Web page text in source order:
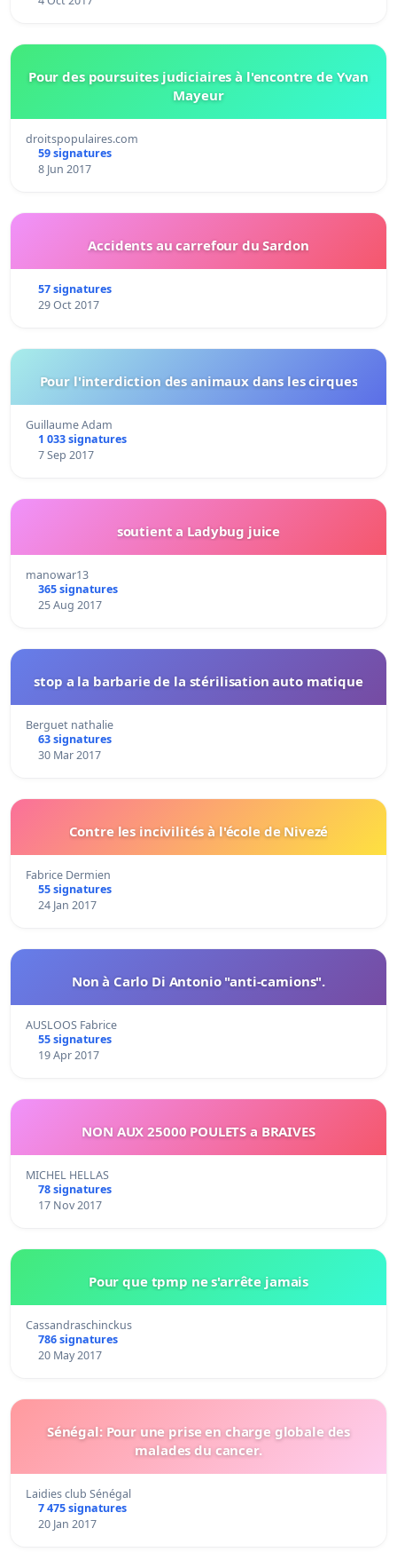
Pour des poursuites judiciaires à l'encontre de Yvan
Mayeur
droitspopulaires.com
59 signatures
8 Jun 2017
Accidents au carrefour du Sardon
57 signatures
29 Oct 2017
Pour l'interdiction des animaux dans les cirques
Guillaume Adam
1 033 signatures
7 Sep 2017
soutient a Ladybug juice
manowar13
365 signatures
25 Aug 2017
stop a la barbarie de la stérilisation auto matique
Berguet nathalie
63 signatures
30 Mar 2017
Contre les incivilités à l'école de Nivezé
Fabrice Dermien
55 signatures
24 Jan 2017
Non à Carlo Di Antonio "anti-camions".
AUSLOOS Fabrice
55 signatures
19 Apr 2017
NON AUX 25000 POULETS a BRAIVES
MICHEL HELLAS
78 signatures
17 Nov 2017
Pour que tpmp ne s'arrête jamais
Cassandraschinckus
786 signatures
20 May 2017
Sénégal: Pour une prise en charge globale des
malades du cancer.
Laidies club Sénégal
7 475 signatures
20 Jan 2017